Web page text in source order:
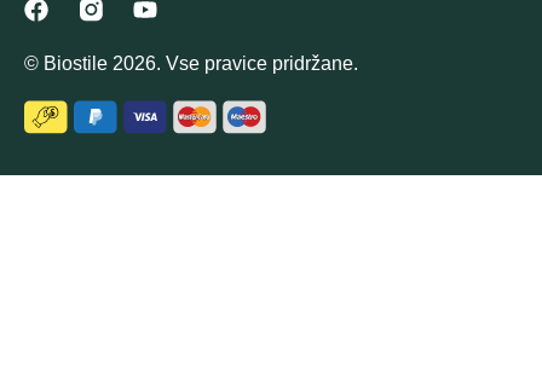
© Biostile 2026. Vse pravice pridržane.